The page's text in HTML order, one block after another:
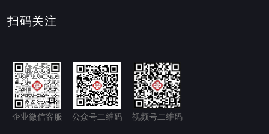
扫码关注
企业微信客服 公众号二维码 视频号二维码